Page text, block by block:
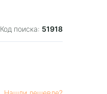
Код поиска: 51918